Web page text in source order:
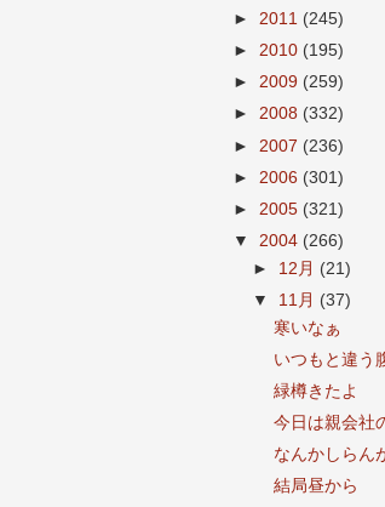
► 2011 (245)
► 2010 (195)
► 2009 (259)
► 2008 (332)
► 2007 (236)
► 2006 (301)
► 2005 (321)
▼ 2004 (266)
► 12月 (21)
▼ 11月 (37)
寒いなぁ
いつもと違う
緑樽きたよ
今日は親会社
なんかしらん
結局昼から